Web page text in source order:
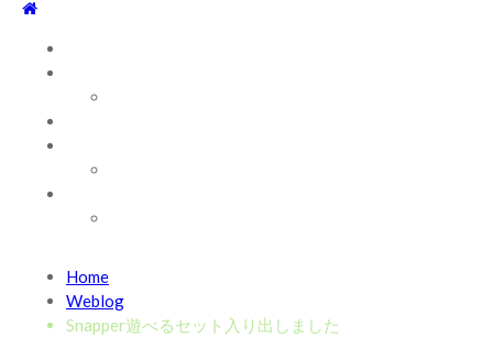
2026/7/28 御前崎方面 よれ入ったダンパー多め
年7月28日
Home
Weblog
Snapper遊べるセット入り出しました